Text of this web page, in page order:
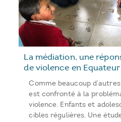
La médiation, une
de violence en Equateur
Comme beaucoup
est confronté à la
violence. Enfants et
cibles régulières. Une